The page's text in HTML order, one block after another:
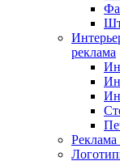
реклама
Реклама